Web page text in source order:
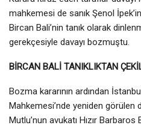
mahkemesi de sanık Şenol
Bircan Bali’nin tanık olarak
gerekçesiyle davayı bozmuştu.
BİRCAN BALİ TANIKLIKTAN
Bozma kararının ardından
Mahkemesi’nde yeniden
Mutlu’nun avukatı Hızır Barbaros